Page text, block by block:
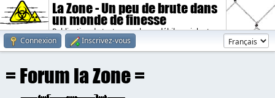
La Zone - Un peu de brute dans
un monde de finesse
Publication de textes sombres, débiles, violents.
Connexion
Inscrivez-vous